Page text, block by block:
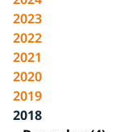
2023
2022
2021
2020
2019
2018